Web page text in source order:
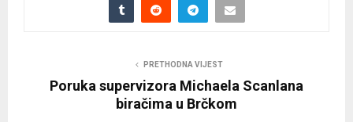
PRETHODNA VIJEST
Poruka supervizora Michaela Scanlana
biračima u Brčkom